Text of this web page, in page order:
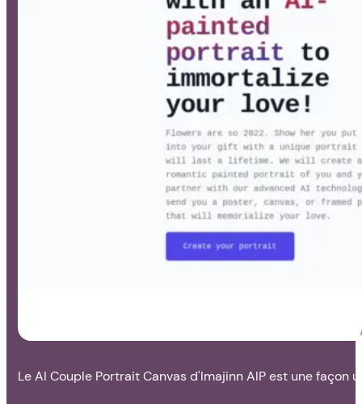
Le AI Couple Portrait Canvas d'Imajinn AIP est une